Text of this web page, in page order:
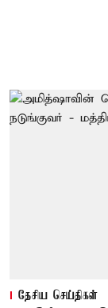
தேசிய செய்திகள்